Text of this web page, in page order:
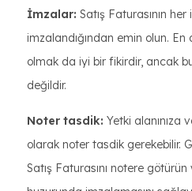
İmzalar: Satış Faturasının
imzalandığından emin olun.
olmak da iyi bir fikirdir, ancak
değildir.
Noter tasdik: Yetki alanınıza
olarak noter tasdik gerekebilir.
Satış Faturasını notere